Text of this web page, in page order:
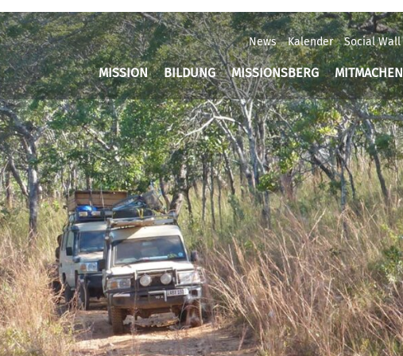
News Kalender Social Wall
MISSION BILDUNG MISSIONSBERG MITMACHEN